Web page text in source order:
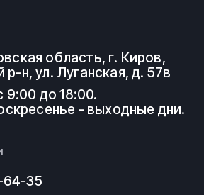
область, г. Киров,
р-н, ​ул. Луганская, д. 57в
9:00 до 18:00.
- выходные дни.
64-35